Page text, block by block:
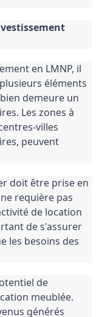
en LMNP, il
éléments
demeure un
Les zones à
villes
peuvent
doit être prise en
requière pas
de location
de s'assurer
les besoins des
de
meublée.
générés